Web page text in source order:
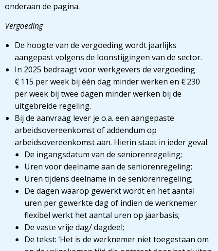
onderaan de pagina.
Vergoeding
De hoogte van de vergoeding wordt jaarlijks
aangepast volgens de loonstijgingen van de sector.
In 2025 bedraagt voor werkgevers de vergoeding
€ 115 per week bij één dag minder werken en € 230
per week bij twee dagen minder werken bij de
uitgebreide regeling.
Bij de aanvraag lever je o.a. een aangepaste
arbeidsovereenkomst of addendum op
arbeidsovereenkomst aan. Hierin staat in ieder geval:
De ingangsdatum van de seniorenregeling;
Uren voor deelname aan de seniorenregeling;
Uren tijdens deelname in de seniorenregeling;
De dagen waarop gewerkt wordt en het aantal
uren per gewerkte dag of indien de werknemer
flexibel werkt het aantal uren op jaarbasis;
De vaste vrije dag/ dagdeel;
De tekst: ‘Het is de werknemer niet toegestaan om